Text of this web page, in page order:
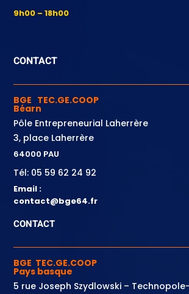
9h00 – 18h00
CONTACT
BGE TEC.GE.COOP
Béarn
Pôle Entrepreneurial Laherrère
3, place Laherrère
64000 PAU
Tél: 05 59 62 24 92
Email :
contact@bge64.fr
CONTACT
BGE TEC.GE.COOP
Pays basque
5 rue Joseph Szydlowski –